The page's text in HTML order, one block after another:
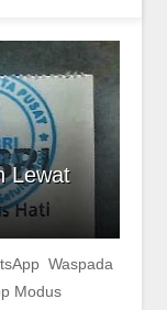
Lewat
Waspada
Modus